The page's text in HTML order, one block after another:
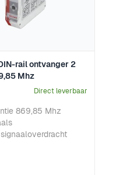
rail ontvanger 2
Mhz
Direct leverbaar
869,85 Mhz